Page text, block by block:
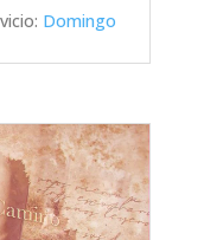
Domingo